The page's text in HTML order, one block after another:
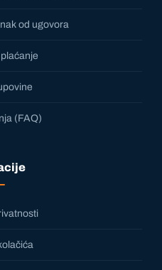
od ugovora
(FAQ)